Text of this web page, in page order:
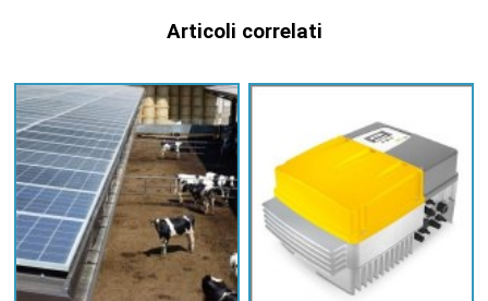
Articoli correlati